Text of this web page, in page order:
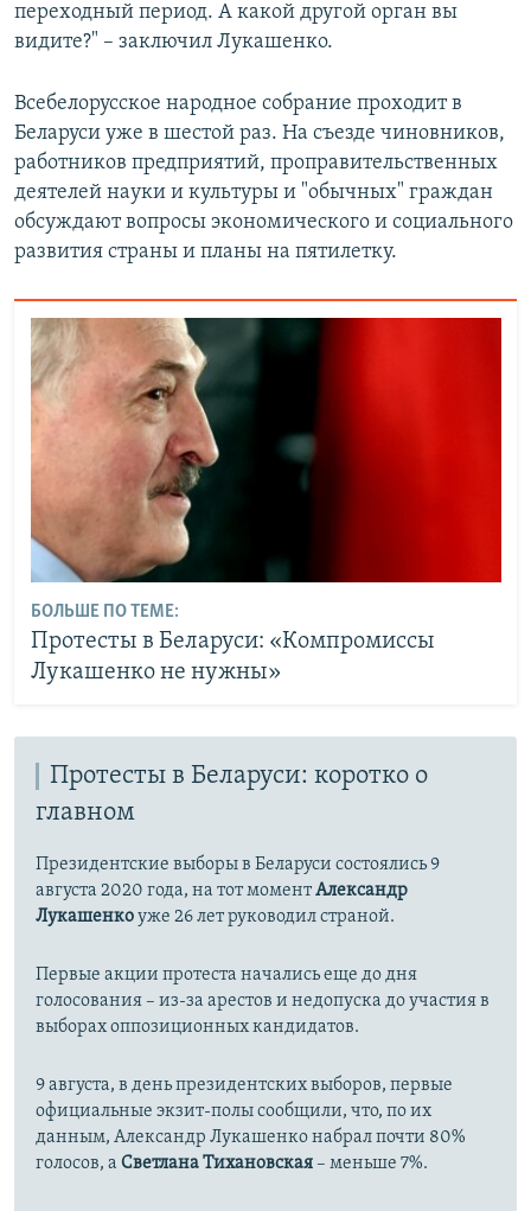
переходный период. А какой другой орган вы
видите?" – заключил Лукашенко.
Всебелорусское народное собрание проходит в
Беларуси уже в шестой раз. На съезде чиновников,
работников предприятий, проправительственных
деятелей науки и культуры и "обычных" граждан
обсуждают вопросы экономического и социального
развития страны и планы на пятилетку.
БОЛЬШЕ ПО ТЕМЕ:
Протесты в Беларуси: «Компромиссы
Лукашенко не нужны»
Протесты в Беларуси: коротко о
главном
Президентские выборы в Беларуси состоялись 9
августа 2020 года, на тот моментАлександр
Лукашенкоуже 26 лет руководил страной.
Первые акции протеста начались еще до дня
голосования – из-за арестов и недопуcка до участия в
выборах оппозиционных кандидатов.
9 августа, в день президентских выборов, первые
официальные экзит-полы сообщили, что, по их
данным, Александр Лукашенко набрал почти 80%
голосов, а Светлана Тихановская– меньше 7%.